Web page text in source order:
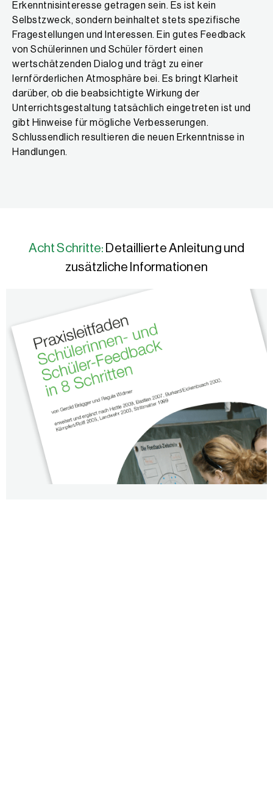
Erkenntnisinteresse getragen sein. Es ist kein
Selbstzweck, sondern beinhaltet stets spezifische
Fragestellungen und Interessen. Ein gutes Feedback
von Schülerinnen und Schüler fördert einen
wertschätzenden Dialog und trägt zu einer
lernförderlichen Atmosphäre bei. Es bringt Klarheit
darüber, ob die beabsichtigte Wirkung der
Unterrichtsgestaltung tatsächlich eingetreten ist und
gibt Hinweise für mögliche Verbesserungen.
Schlussendlich resultieren die neuen Erkenntnisse in
Handlungen.
Acht Schritte: Detaillierte Anleitung und
zusätzliche Informationen